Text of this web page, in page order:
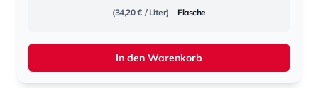
(34,20 € / Liter) Flasche
In den Warenkorb